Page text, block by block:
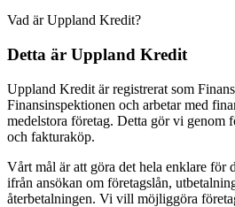
Vad är Uppland Kredit?
Detta är Uppland Kredit
Uppland Kredit är registrerat som
Finansinspektionen och arbetar med
medelstora företag. Detta gör vi genom
och fakturaköp.
Vårt mål är att göra det hela enklare för
ifrån ansökan om företagslån,
återbetalningen. Vi vill möjliggöra